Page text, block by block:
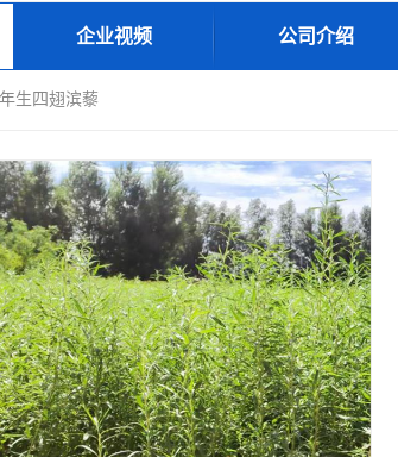
企业视频 公司介绍
生四翅滨藜